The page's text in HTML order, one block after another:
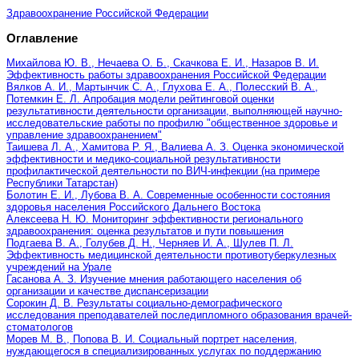
Здравоохранение Российской Федерации
Оглавление
Михайлова Ю. В., Нечаева О. Б., Скачкова Е. И., Назаров В. И.
Эффективность работы здравоохранения Российской Федерации
Вялков А. И., Мартынчик С. А., Глухова Е. А., Полесский В. А.,
Потемкин Е. Л. Апробация модели рейтинговой оценки
результативности деятельности организации, выполняющей научно-
исследовательские работы по профилю "общественное здоровье и
управление здравоохранением"
Таишева Л. А., Хамитова Р. Я., Валиева А. З. Оценка экономической
эффективности и медико-социальной результативности
профилактической деятельности по ВИЧ-инфекции (на примере
Республики Татарстан)
Болотин Е. И., Лубова В. А. Современные особенности состояния
здоровья населения Российского Дальнего Востока
Алексеева Н. Ю. Мониторинг эффективности регионального
здравоохранения: оценка результатов и пути повышения
Подгаева В. А., Голубев Д. Н., Черняев И. А., Шулев П. Л.
Эффективность медицинской деятельности противотуберкулезных
учреждений на Урале
Гасанова А. З. Изучение мнения работающего населения об
организации и качестве диспансеризации
Сорокин Д. В. Результаты социально-демографического
исследования преподавателей последипломного образования врачей-
стоматологов
Морев М. В., Попова В. И. Социальный портрет населения,
нуждающегося в специализированных услугах по поддержанию